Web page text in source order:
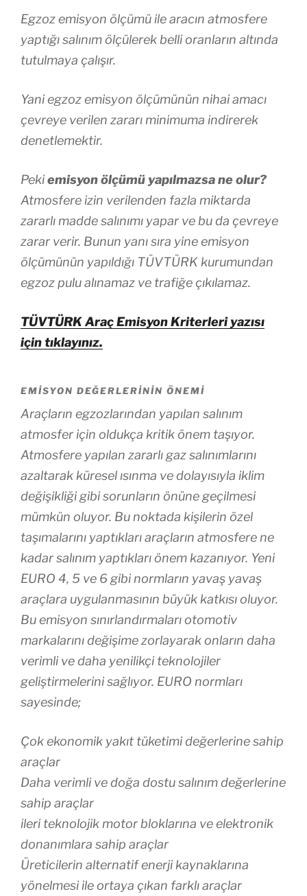
Egzoz emisyon ölçümü ile aracın atmosfere
yaptığı salınım ölçülerek belli oranların altında
tutulmaya çalışır.
Yani egzoz emisyon ölçümünün nihai amacı
çevreye verilen zararı minimuma indirerek
denetlemektir.
Pekiemisyon ölçümü yapılmazsa ne olur?
Atmosfere izin verilenden fazla miktarda
zararlı madde salınımı yapar ve bu da çevreye
zarar verir. Bunun yanı sıra yine emisyon
ölçümünün yapıldığı TÜVTÜRK kurumundan
egzoz pulu alınamaz ve trafiğe çıkılamaz.
TÜVTÜRK Araç Emisyon Kriterleri yazısı
için tıklayınız.
EMISYON DEĞERLERININ ÖNEMI
Araçların egzozlarından yapılan salınım
atmosfer için oldukça kritik önem taşıyor.
Atmosfere yapılan zararlı gaz salınımlarını
azaltarak küresel ısınma ve dolayısıyla iklim
değişikliği gibi sorunların önüne geçilmesi
mümkün oluyor. Bu noktada kişilerin özel
taşımalarını yaptıkları araçların atmosfere ne
kadar salınım yaptıkları önem kazanıyor. Yeni
EURO 4, 5 ve 6 gibi normların yavaş yavaş
araçlara uygulanmasının büyük katkısı oluyor.
Bu emisyon sınırlandırmaları otomotiv
markalarını değişime zorlayarak onların daha
verimli ve daha yenilikçi teknolojiler
geliştirmelerini sağlıyor. EURO normları
sayesinde;
Çok ekonomik yakıt tüketimi değerlerine sahip
araçlar
Daha verimli ve doğa dostu salınım değerlerine
sahip araçlar
ileri teknolojik motor bloklarına ve elektronik
donanımlara sahip araçlar
Üreticilerin alternatif enerji kaynaklarına
yönelmesi ile ortaya çıkan farklı araçlar